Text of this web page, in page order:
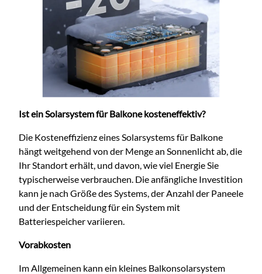
Ist ein Solarsystem für Balkone kosteneffektiv?
Die Kosteneffizienz eines Solarsystems für Balkone
hängt weitgehend von der Menge an Sonnenlicht ab, die
Ihr Standort erhält, und davon, wie viel Energie Sie
typischerweise verbrauchen. Die anfängliche Investition
kann je nach Größe des Systems, der Anzahl der Paneele
und der Entscheidung für ein System mit
Batteriespeicher variieren.
Vorabkosten
Im Allgemeinen kann ein kleines Balkonsolarsystem